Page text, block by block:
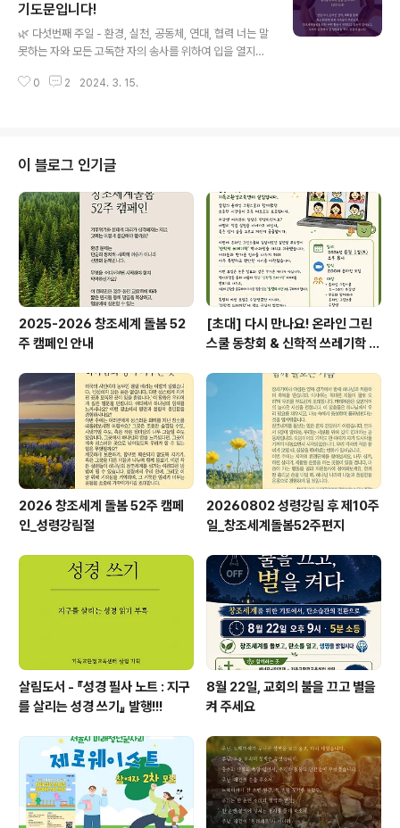
가고 있고, 그 안의 생물들이 사라져가고 있는 것을 애끓는
마음으로 바라는 시간을 가져보겠습니다. 그곳에서 함께
기도하며 함께 살아나는 기쁨을 누리겠습니다. 💚 탄소금
식 7주간, 창조세계 돌봄 몸기도 영상 https://youtu.be/
Wj_zAby2n20?si=wSN69KOC3zy03ZiL 💚 교회
기도문입니다!
🌿 다섯번째 주일 - 환경, 실천, 공동체, 연대, 협력 너는 말
못하는 자와 모든 고독한 자의 송사를 위하여 입을 열지니
는 이들이 없는지 둘러봅니다. 특히 말할 수 없는 생물들의
s://youtu.be/Kg25DOumUPY?si=Jmw2BPjlzpYA
YUnK 💚 교회학교 탄소금식 6주간 💚 교회실천 주제 및
스토리텔링의 예 🌿 29일 - 공동체 환경 기도문 작성해서
공유하기 이렇게 너희는 한 시간도 나와 함께 깨어 있을 수
없느냐? 시험에 빠지지 않도록, 깨어서 기도하..
0 2 2024. 3. 15.
이 블로그 인기글
2025-2026 창조세계 돌봄 52
주 캠페인 안내
[초대] 다시 만나요! 온라인 그린
스쿨 동창회 & 신학적 쓰레기학 이
2026 창조세계 돌봄 52주 캠페
인_성령강림절
20260802 성령강림 후 제10주
일_창조세계돌봄52주편지
살림도서 - 『성경 필사 노트 : 지구
를 살리는 성경 쓰기』 발행!!!
8월 22일, 교회의 불을 끄고 별을
켜 주세요